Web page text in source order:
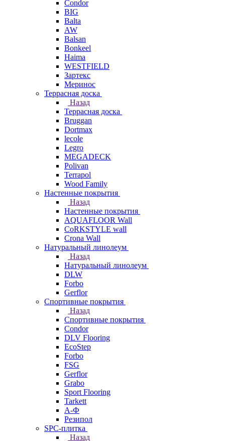
Condor
BIG
Balta
AW
Balsan
Bonkeel
Haima
WESTFIELD
Зартекс
Меринос
Террасная доска
Назад
Террасная доска
Bruggan
Dortmax
lecole
Legro
MEGADECK
Polivan
Terrapol
Wood Family
Настенные покрытия
Назад
Настенные покрытия
AQUAFLOOR Wall
CoRKSTYLE wall
Crona Wall
Натуральный линолеум
Назад
Натуральный линолеум
DLW
Forbo
Gerflor
Спортивные покрытия
Назад
Спортивные покрытия
Condor
DLV Flooring
EcoStep
Forbo
FSG
Gerflor
Grabo
Sport Flooring
Tarkett
А-Ф
Резипол
SPC-плитка
Назад